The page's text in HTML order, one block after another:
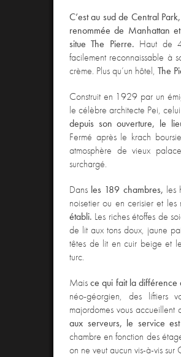
C’est au sud de Central
renommée de Manhattan
situe The Pierre. Haut de
facilement reconnaissable à
crème. Plus qu’un hôtel, The
Construit en 1929 par un
le célèbre architecte Pei,
depuis son ouverture, le
Fermé après le krach
atmosphère de vieux
surchargé.
Dans les 189 chambres, les
noisetier ou en cerisier et les
établi. Les riches étoffes de
de lit aux tons doux, jaune
têtes de lit en cuir beige et
turc.
Maisce qui fait la différence
néo-géorgien, des liftiers
majordomes vous accueillent
aux serveurs, le service
chambre en fonction des
on ne veut aucun vis-à-vis sur